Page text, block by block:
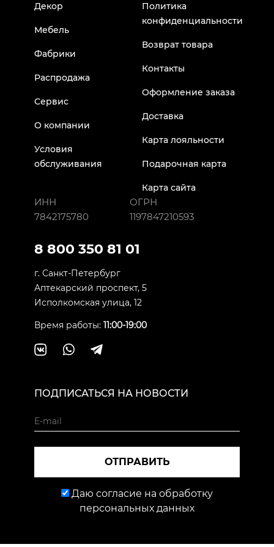
Декор
Мебель
Фабрики
Распродажа
Сервис
О компании
Условия
обслуживания
Политика
конфиденциальности
Возврат товара
Контакты
Оформление заказа
Доставка
Карта лояльности
Подарочная карта
Карта сайта
ИНН
7842175780
ОГРН
1197847210593
8 800 350 81 01
г. Санкт-Петербург
Аптекарский проспект, 5
Исполкомская улица, 12
Время работы: 11:00-19:00
ПОДПИСАТЬСЯ НА НОВОСТИ
ОТПРАВИТЬ
Даю согласие на обработку
персональных данных